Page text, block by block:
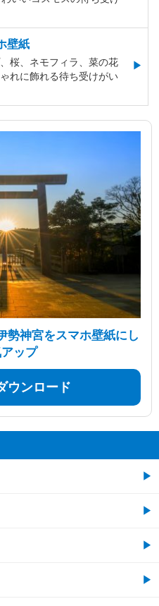
壁紙
桜、ネモフィラ、菜の花
れに飾れる待ち受けがい
勢神宮をスマホ壁紙にし
ップ
ウンロード